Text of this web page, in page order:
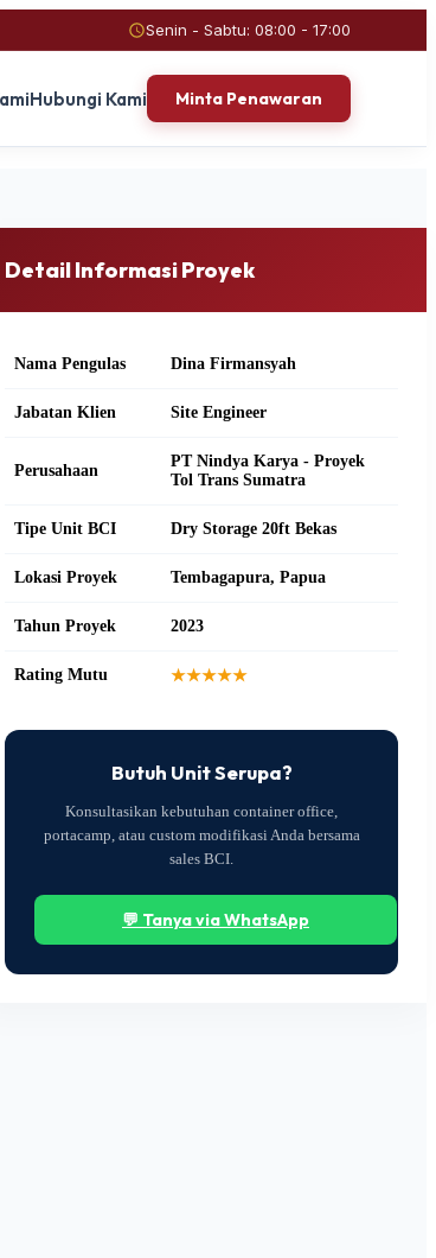
Senin - Sabtu: 08:00 - 17:00
Hubungi Kami Minta Penawaran
Detail Informasi Proyek
Nama Pengulas Dina Firmansyah
Jabatan Klien Site Engineer
Perusahaan
PT Nindya Karya - Proyek
Tol Trans Sumatra
Tipe Unit BCI Dry Storage 20ft Bekas
Lokasi Proyek Tembagapura, Papua
Tahun Proyek 2023
Rating Mutu ★★★★★
Butuh Unit Serupa?
Konsultasikan kebutuhan container office,
portacamp, atau custom modifikasi Anda bersama
sales BCI.
💬 Tanya via WhatsApp